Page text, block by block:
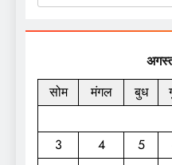
सोम
मंगल बुध
3
4 5